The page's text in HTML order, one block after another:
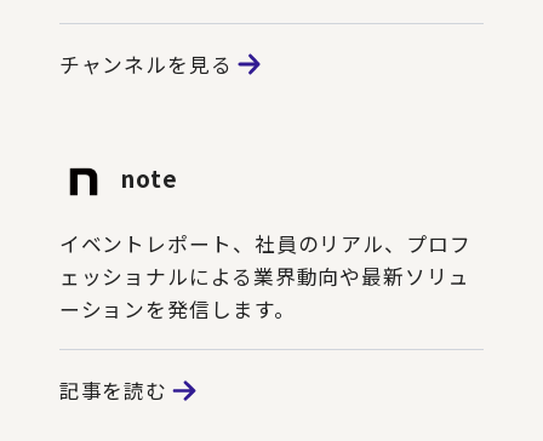
チャンネルを見る
note
イベントレポート、社員のリアル、プロフ
ェッショナルによる業界動向や最新ソリュ
ーションを発信します。
記事を読む